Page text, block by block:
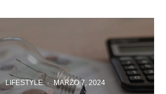
LIFESTYLE · MARZO 7, 2024